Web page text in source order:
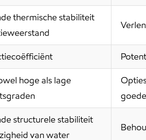
thermische stabiliteit
hoge als lage
structurele stabiliteit
van water